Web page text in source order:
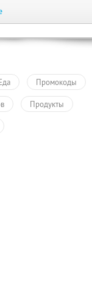
Промокоды
Продукты